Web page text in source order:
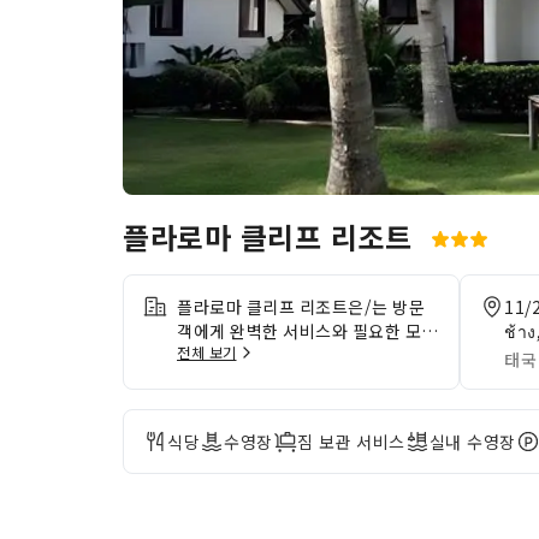
플라로마 클리프 리조트
플라로마 클리프 리조트은/는 방문
객에게 완벽한 서비스와 필요한 모든
서비스를 제공합니다.숙소에서 제공
하게 사진을 공유하고 이메일에 응답
하세요.숙소에서 제공하는 교통편을
이용하면 꼬창 / 코창을/를 여행하
고, 매력을 발견하고, 여러 활동을 즐
전체 보기
11/
ช้า
태
식당 수영장 짐 보관 서비스 실내 수영장